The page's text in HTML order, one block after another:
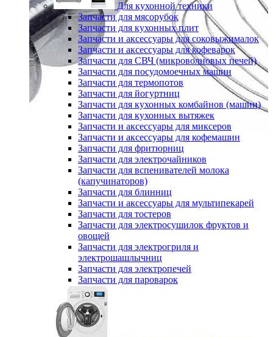
Для кухонной техники
Запчасти для мясорубок
Запчасти для кухонных плит
Запчасти и аксессуары для соковыжималок
Запчасти и аксессуары для кофеварок
Запчасти для СВЧ (микроволновых печей)
Запчасти для посудомоечных машин
Запчасти для термопотов
Запчасти для йогуртниц
Запчасти для кухонных комбайнов (машин)
Запчасти для кухонных вытяжек
Запчасти и аксессуары для миксеров
Запчасти и аксессуары для кофемашин
Запчасти для фритюрниц
Запчасти для электрочайников
Запчасти для вспенивателей молока
(капучинаторов)
Запчасти для блинниц
Запчасти и аксессуары для мультипекарей
Запчасти для тостеров
Запчасти для электросушилок фруктов и
овощей
Запчасти для электрогриля и
электрошашлычниц
Запчасти для электропечей
Запчасти для пароварок